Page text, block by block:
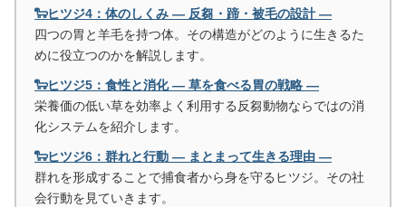
🐑ヒツジ4：体のしくみ ― 反芻・蹄・被毛の設計 ―
四つの胃と羊毛を持つ体。その構造がどのように生きるた
めに役立つのかを解説します。
🐑ヒツジ5：食性と消化 ― 草を食べる胃の戦略 ―
栄養価の低い草を効率よく利用する反芻動物ならではの消
化システムを紹介します。
🐑ヒツジ6：群れと行動 ― まとまって生きる理由 ―
群れを形成することで捕食者から身を守るヒツジ。その社
会行動を見ていきます。